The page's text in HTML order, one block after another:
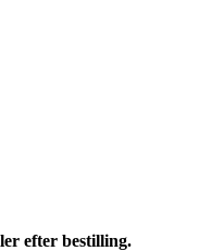
efter bestilling.